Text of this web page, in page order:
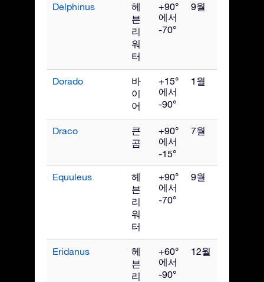
Delphinus
헤
븐
리
워
터
+90°
에서
-70°
9월
Dorado
바
이
어
+15°
에서
-90°
1월
Draco
큰
곰
+90°
에서
-15°
7월
Equuleus
헤
븐
리
워
터
+90°
에서
-70°
9월
Eridanus
헤
븐
리
+60°
에서
-90°
12월